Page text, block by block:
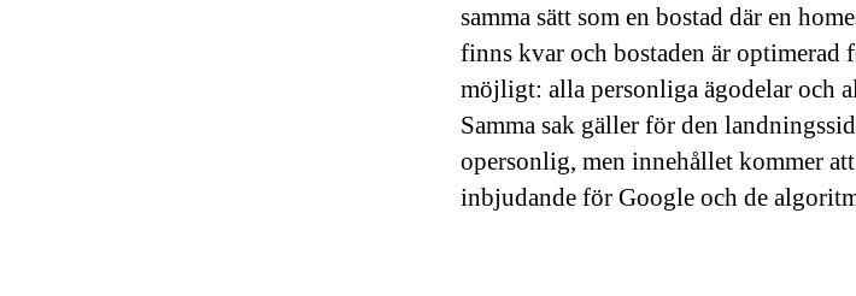
samma sätt som en bostad där en
finns kvar och bostaden är optimerad
möjligt: alla personliga ägodelar och
Samma sak gäller för den
opersonlig, men innehållet kommer
inbjudande för Google och de